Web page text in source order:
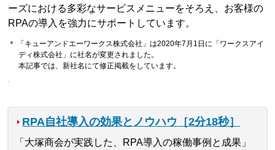
ーズにおける多彩なサービスメニューをそろえ、お客様の
RPAの導入を強力にサポートしています。
＊ 「キューアンドエーワークス株式会社」は2020年7月1日に「ワークスアイ
ディ株式会社」に社名が変更されました。
本記事では、新社名にて修正掲載をしています。
RPA自社導入の効果とノウハウ［2分18秒］
「大塚商会が実践した、RPA導入の稼働事例と成果」